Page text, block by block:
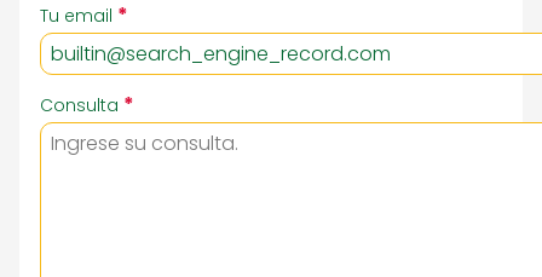
Tu email *
Consulta *